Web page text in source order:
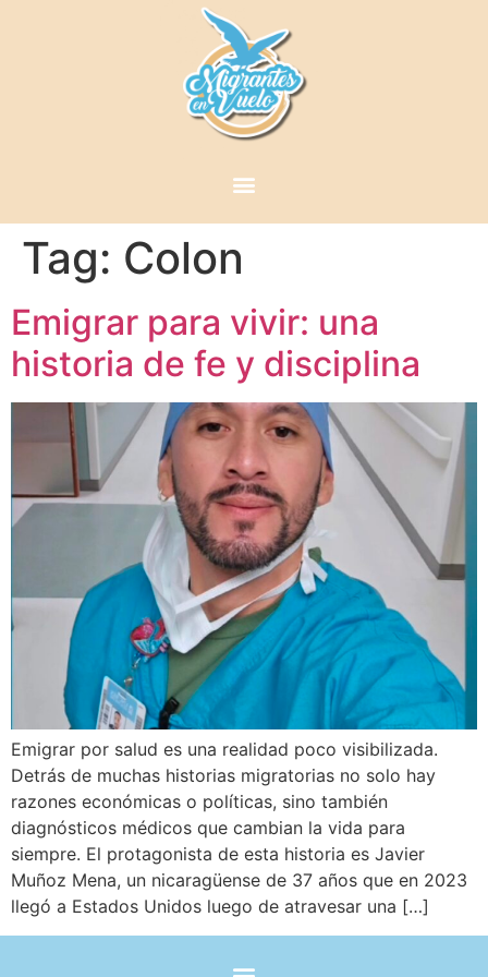
Tag: Colon
Emigrar para vivir: una
historia de fe y disciplina
Emigrar por salud es una realidad poco visibilizada.
Detrás de muchas historias migratorias no solo hay
razones económicas o políticas, sino también
diagnósticos médicos que cambian la vida para
siempre. El protagonista de esta historia es Javier
Muñoz Mena, un nicaragüense de 37 años que en 2023
llegó a Estados Unidos luego de atravesar una […]